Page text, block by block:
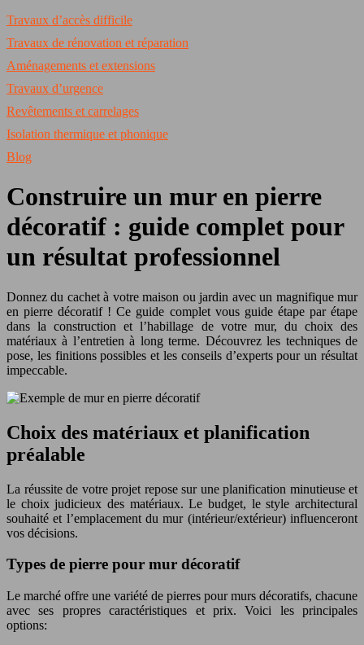
Travaux d’accès difficile
Travaux de rénovation et réparation
Aménagements et extensions
Travaux d’urgence
Revêtements et carrelages
Isolation thermique et phonique
Blog
Construire un mur en pierre
décoratif : guide complet pour
un résultat professionnel
Donnez du cachet à votre maison ou jardin avec un magnifique mur
en pierre décoratif ! Ce guide complet vous guide étape par étape
dans la construction et l’habillage de votre mur, du choix des
matériaux à l’entretien à long terme. Découvrez les techniques de
pose, les finitions possibles et les conseils d’experts pour un résultat
impeccable.
Choix des matériaux et planification
préalable
La réussite de votre projet repose sur une planification minutieuse et
le choix judicieux des matériaux. Le budget, le style architectural
souhaité et l’emplacement du mur (intérieur/extérieur) influenceront
vos décisions.
Types de pierre pour mur décoratif
Le marché offre une variété de pierres pour murs décoratifs, chacune
avec ses propres caractéristiques et prix. Voici les principales
options: